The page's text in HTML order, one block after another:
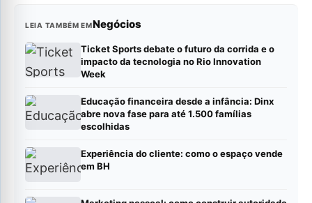
LEIA TAMBÉM EMNegócios
Ticket Sports debate o futuro da corrida e o
impacto da tecnologia no Rio Innovation
Week
Educação financeira desde a infância: Dinx
abre nova fase para até 1.500 famílias
escolhidas
Experiência do cliente: como o espaço vende
em BH